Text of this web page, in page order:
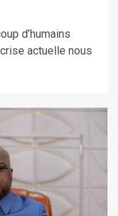
d’humains
actuelle nous